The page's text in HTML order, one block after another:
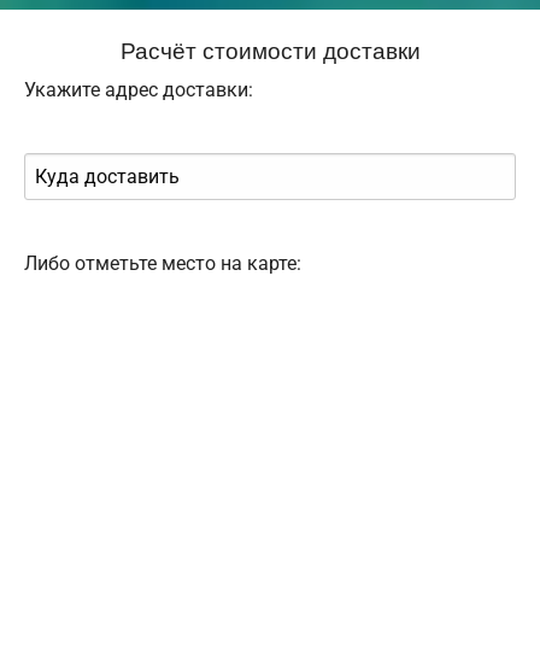
Расчёт стоимости доставки
Укажите адрес доставки:
Либо отметьте место на карте: